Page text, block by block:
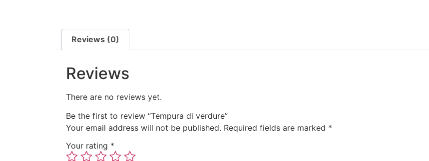
Reviews (0)
Reviews
There are no reviews yet.
Be the first to review “Tempura di verdure”
Your email address will not be published. Required fields are marked *
Your rating *